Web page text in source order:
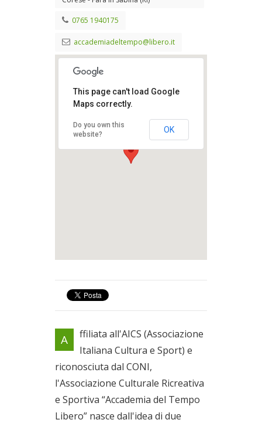
0765 1940175
accademiadeltempo@libero.it
Accademia Del
Tempo Libero
This page can't load Google
Maps correctly.
Do you own this
website?
OK
A
ffiliata all'AICS (Associazione
Italiana Cultura e Sport) e
riconosciuta dal CONI,
l'Associazione Culturale Ricreativa
e Sportiva “Accademia del Tempo
Libero” nasce dall'idea di due